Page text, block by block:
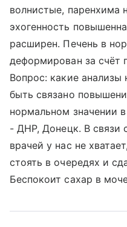
волнистые, паренхима
эхогенность
расширен. Печень в
деформирован за счёт
Вопрос: какие
быть связано
нормальном значении
- ДНР, Донецк. В связи
врачей у нас не
стоять в очередях и
Беспокоит сахар в